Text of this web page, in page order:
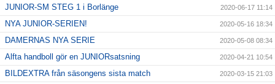
JUNIOR-SM STEG 1 i Borlänge 2020-06-17 11:14
NYA JUNIOR-SERIEN! 2020-05-16 18:34
DAMERNAS NYA SERIE 2020-05-08 08:34
Alfta handboll gör en JUNIORsatsning 2020-04-21 10:54
BILDEXTRA från säsongens sista match 2020-03-15 21:03